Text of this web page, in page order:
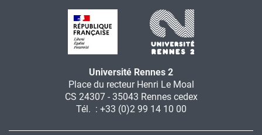
Université Rennes 2
Place du recteur Henri Le Moal
CS 24307 - 35043 Rennes cedex
Tél. : +33 (0)2 99 14 10 00